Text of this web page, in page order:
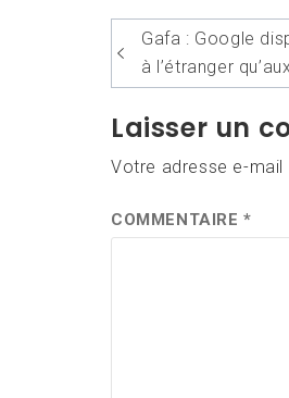
de
l’article
Gafa : Google
à l’étranger
Laisser un
Votre adresse e-mail
COMMENTAIRE*